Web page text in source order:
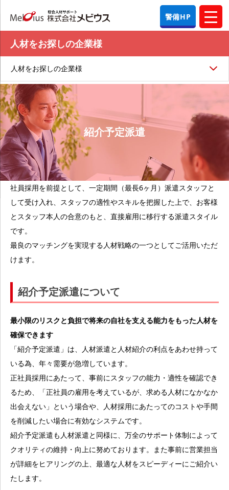
警備HP
人材をお探しの企業様
人材をお探しの企業様
紹介予定派遣
社員採用を前提として、一定期間（最長6ヶ月）派遣スタッフと
して受け入れ、スタッフの適性やスキルを把握した上で、お客様
とスタッフ本人の合意のもと、直接雇用に移行する派遣スタイル
です。
最良のマッチングを実現する人材戦略の一つとしてご活用いただ
けます。
紹介予定派遣について
最小限のリスクと負担で将来の自社を支える能力をもった人材を
確保できます
「紹介予定派遣」は、人材派遣と人材紹介の利点をあわせ持って
いる為、年々需要が急増しています。
正社員採用にあたって、事前にスタッフの能力・適性を確認でき
るため、「正社員の雇用を考えているが、求める人材になかなか
出会えない」という場合や、人材採用にあたってのコストや手間
を削減したい場合に有効なシステムです。
紹介予定派遣も人材派遣と同様に、万全のサポート体制によって
クオリティの維持・向上に努めております。また事前に営業担当
が詳細をヒアリングの上、最適な人材をスピーディーにご紹介い
たします。